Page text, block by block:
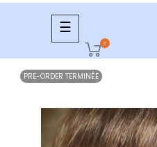
Basculer
la
navigation
☰
0
PRE-ORDER TERMINÉE